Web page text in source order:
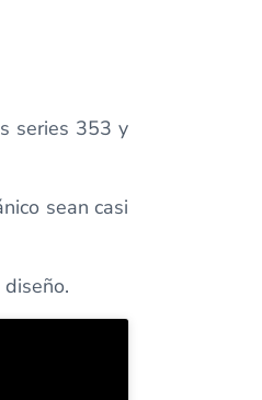
series 353 y
sean casi